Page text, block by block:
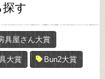
探す
具屋さん大賞
大賞 Bun2大賞